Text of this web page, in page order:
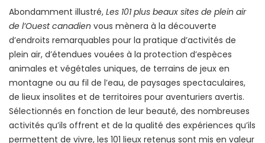
Abondamment illustré, Les 101 plus beaux sites de plein air
de l’Ouest canadien vous mènera à la découverte
d’endroits remarquables pour la pratique d’activités de
plein air, d’étendues vouées à la protection d’espèces
animales et végétales uniques, de terrains de jeux en
montagne ou au fil de l’eau, de paysages spectaculaires,
de lieux insolites et de territoires pour aventuriers avertis.
Sélectionnés en fonction de leur beauté, des nombreuses
activités qu’ils offrent et de la qualité des expériences qu’ils
permettent de vivre, les 101 lieux retenus sont mis en valeur